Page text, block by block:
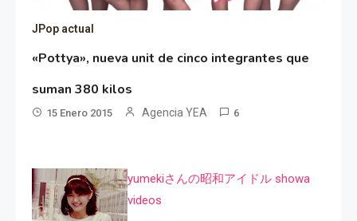
JPop actual
«Pottya», nueva unit de cinco integrantes que
suman 380 kilos
15 Enero 2015 Agencia YEA 6
yumekiさんの昭和アイドル showa
videos